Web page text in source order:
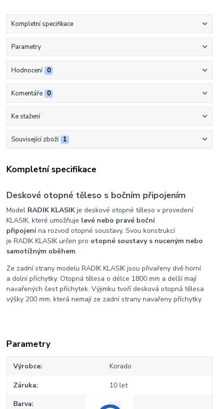
Kompletní specifikace
Parametry
Hodnocení 0
Komentáře 0
Ke stažení
Související zboží 1
Kompletní specifikace
Deskové otopné těleso s bočním připojením
Model RADIK KLASIKje deskové otopné těleso v provedení
KLASIK, které umožňuje levé nebo pravé boční
připojenína rozvod otopné soustavy. Svou konstrukcí
je RADIK KLASIK určen pro otopné soustavy s nuceným nebo
samotížným oběhem.
Ze zadní strany modelu RADIK KLASIK jsou přivařeny dvě horní
a dolní příchytky. Otopná tělesa o délce 1800 mm a delší mají
navařených šest příchytek. Výjimku tvoří desková otopná tělesa
výšky 200 mm, která nemají ze zadní strany navařeny příchytky.
Parametry
Výrobce Korado
Záruka 10 let
Barva bílá